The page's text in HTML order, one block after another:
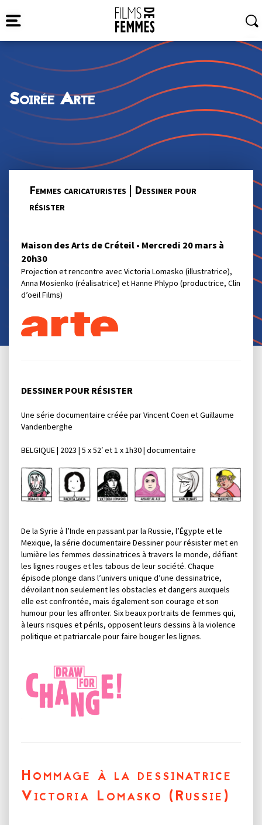
Soirée Arte
Femmes caricaturistes | Dessiner pour
résister
Maison des Arts de Créteil • Mercredi 20 mars à
20h30
Projection et rencontre avec Victoria Lomasko (illustratrice),
Anna Mosienko (réalisatrice) et Hanne Phlypo (productrice, Clin
d’oeil Films)
DESSINER POUR RÉSISTER
Une série documentaire créée par Vincent Coen et Guillaume
Vandenberghe
BELGIQUE | 2023 | 5 x 52′ et 1 x 1h30 | documentaire
De la Syrie à l’Inde en passant par la Russie, l’Égypte et le
Mexique, la série documentaire Dessiner pour résister met en
lumière les femmes dessinatrices à travers le monde, défiant
les lignes rouges et les tabous de leur société. Chaque
épisode plonge dans l’univers unique d’une dessinatrice,
dévoilant non seulement les obstacles et dangers auxquels
elle est confrontée, mais également son courage et son
humour pour les affronter. Six beaux portraits de femmes qui,
à leurs risques et périls, opposent leurs dessins à la violence
politique et patriarcale pour faire bouger les lignes.
Hommage à la dessinatrice
Victoria Lomasko (Russie)